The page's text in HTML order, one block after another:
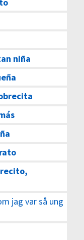
niña
jag var så ung